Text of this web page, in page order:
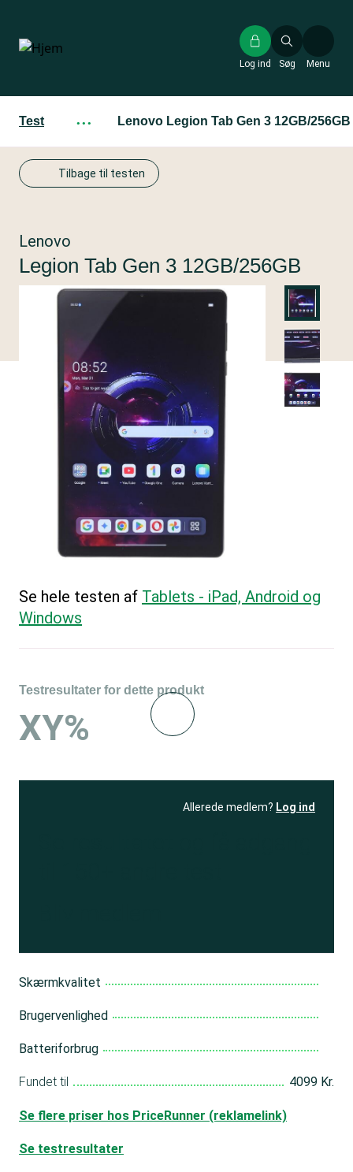
hovedindhold
Søg
Log ind Menu
Test ··· Lenovo Legion Tab Gen 3 12GB/256GB
Tilbage til testen
Lenovo
Legion Tab Gen 3 12GB/256GB
Se hele testen af Tablets - iPad, Android og
Windows
Testresultater for dette produkt
XY%
Allerede medlem? Log ind
Skærmkvalitet
Brugervenlighed
Batteriforbrug
Fundet til 4099 Kr.
Se flere priser hos PriceRunner (reklamelink)
Se testresultater